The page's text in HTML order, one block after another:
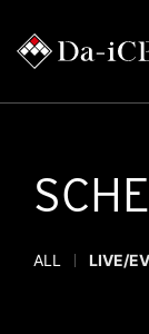
ALL LIVE/